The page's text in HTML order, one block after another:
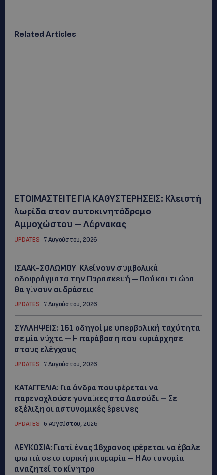
Related Articles
ΕΤΟΙΜΑΣΤΕΙΤΕ ΓΙΑ ΚΑΘΥΣΤΕΡΗΣΕΙΣ: Κλειστή
λωρίδα στον αυτοκινητόδρομο
Αμμοχώστου – Λάρνακας
UPDATES 7 Αυγούστου, 2026
ΙΣΑΑΚ-ΣΟΛΩΜΟΥ: Κλείνουν συμβολικά
οδοφράγματα την Παρασκευή – Πού και τι ώρα
θα γίνουν οι δράσεις
UPDATES 7 Αυγούστου, 2026
ΣΥΛΛΗΨΕΙΣ: 161 οδηγοί με υπερβολική ταχύτητα
σε μία νύχτα – Η παράβαση που κυριάρχησε
στους ελέγχους
UPDATES 7 Αυγούστου, 2026
ΚΑΤΑΓΓΕΛΙΑ: Για άνδρα που φέρεται να
παρενοχλούσε γυναίκες στο Δασούδι – Σε
εξέλιξη οι αστυνομικές έρευνες
UPDATES 6 Αυγούστου, 2026
ΛΕΥΚΩΣΙΑ: Γιατί ένας 16χρονος φέρεται να έβαλε
φωτιά σε ιστορική μπυραρία – Η Αστυνομία
αναζητεί το κίνητρο